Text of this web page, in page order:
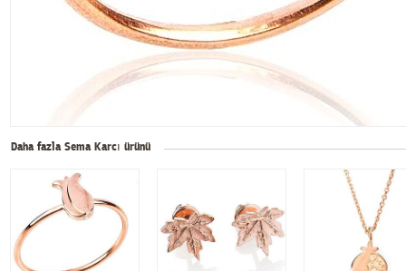
Daha fazla Sema Karcı ürünü